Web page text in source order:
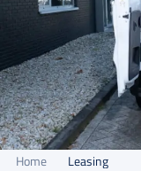
Home Leasing